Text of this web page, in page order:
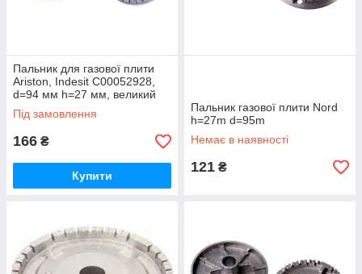
Пальник для газової плити
Ariston, Indesit C00052928,
d=94 мм h=27 мм, великий
Під замовлення
166 ₴
Купити
Пальник газової плити Nord
h=27m d=95m
Немає в наявності
121 ₴